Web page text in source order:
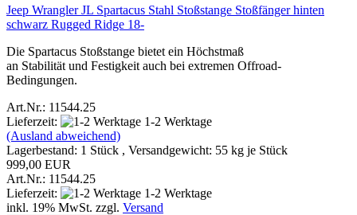
Jeep Wrangler JL Spartacus Stahl Stoßstange Stoßfänger hinten
schwarz Rugged Ridge 18-
Die Spartacus Stoßstange bietet ein Höchstmaß
an Stabilität und Festigkeit auch bei extremen Offroad-
Bedingungen.
Art.Nr.: 11544.25
Lieferzeit:
1-2 Werktage
(Ausland abweichend)
Lagerbestand: 1 Stück , Versandgewicht: 55 kg je Stück
999,00 EUR
Art.Nr.: 11544.25
Lieferzeit:
1-2 Werktage
inkl. 19% MwSt. zzgl. Versand